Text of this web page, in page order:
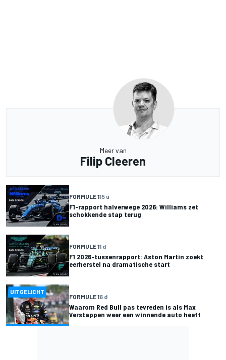
Meer van
Filip Cleeren
FORMULE 115 u
F1-rapport halverwege 2026: Williams zet
schokkende stap terug
FORMULE 11 d
F1 2026-tussenrapport: Aston Martin zoekt
eerherstel na dramatische start
UITGELICHT
FORMULE 16 d
Waarom Red Bull pas tevreden is als Max
Verstappen weer een winnende auto heeft